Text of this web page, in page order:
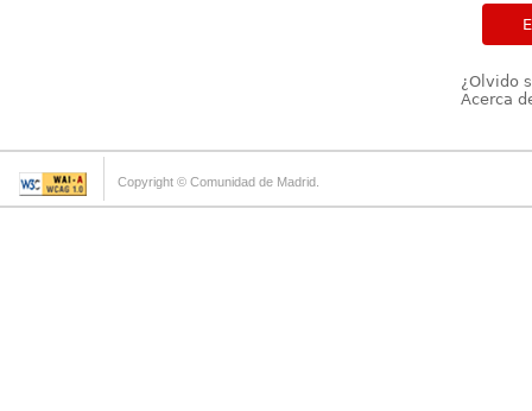
¿Olvido
Acerca
Copyright © Comunidad de Madrid.